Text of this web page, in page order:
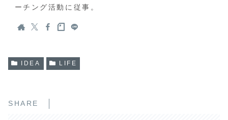
ーチング活動に従事。
IDEA LIFE
SHARE